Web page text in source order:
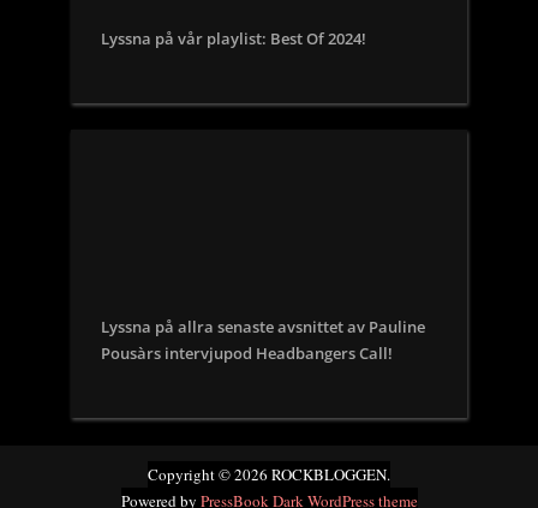
Lyssna på vår playlist: Best Of 2024!
Lyssna på allra senaste avsnittet av Pauline
Pousàrs intervjupod Headbangers Call!
Copyright © 2026 ROCKBLOGGEN.
Powered by PressBook Dark WordPress theme